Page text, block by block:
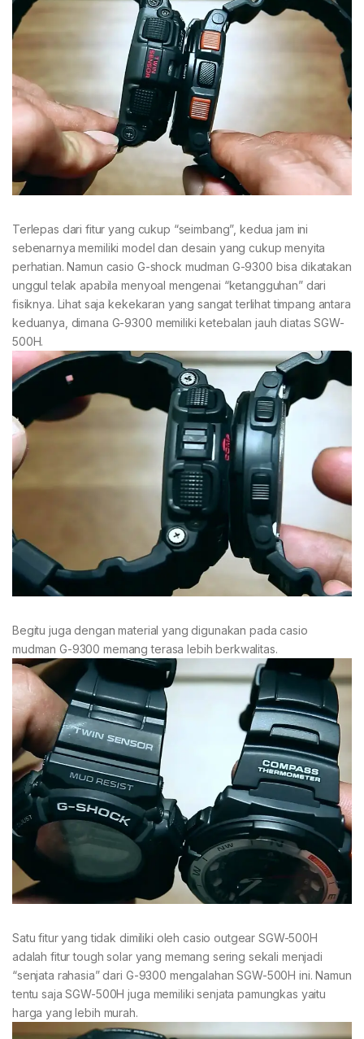
Terlepas dari fitur yang cukup “seimbang”, kedua jam ini
sebenarnya memiliki model dan desain yang cukup menyita
perhatian. Namun casio G-shock mudman G-9300 bisa dikatakan
unggul telak apabila menyoal mengenai “ketangguhan” dari
fisiknya. Lihat saja kekekaran yang sangat terlihat timpang antara
keduanya, dimana G-9300 memiliki ketebalan jauh diatas SGW-
500H.
Begitu juga dengan material yang digunakan pada casio
mudman G-9300 memang terasa lebih berkwalitas.
Satu fitur yang tidak dimiliki oleh casio outgear SGW-500H
adalah fitur tough solar yang memang sering sekali menjadi
“senjata rahasia” dari G-9300 mengalahan SGW-500H ini. Namun
tentu saja SGW-500H juga memiliki senjata pamungkas yaitu
harga yang lebih murah.